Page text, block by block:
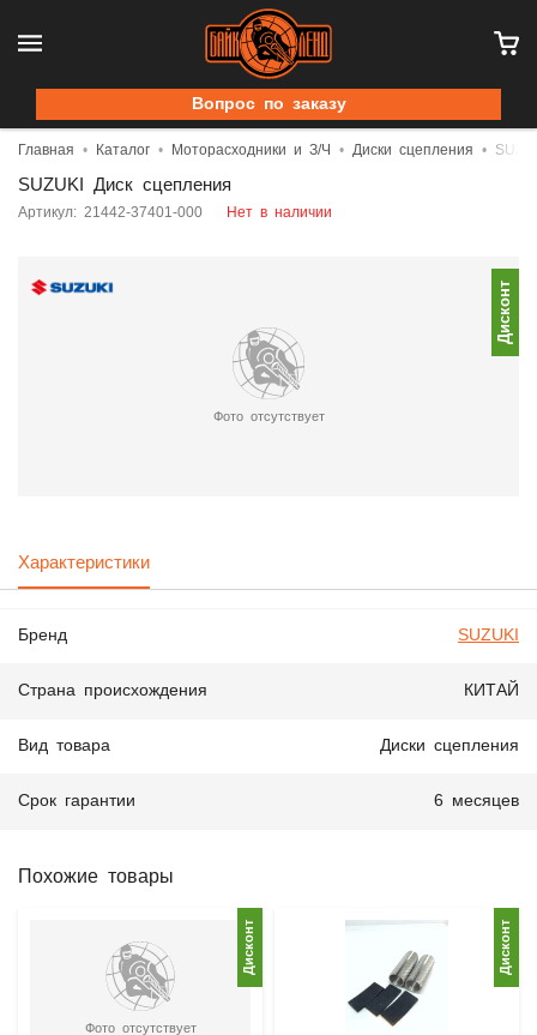
Вопрос по заказу
Главная Каталог Моторасходники и З/Ч Диски сцепления
SUZUKI Диск сцепления
Артикул: 21442-37401-000 Нет в наличии
Фото отсутствует
Дисконт
Характеристики
Бренд SUZUKI
Страна происхождения КИТАЙ
Вид товара Диски сцепления
Срок гарантии 6 месяцев
Похожие товары
Фото отсутствует
Дисконт Дисконт